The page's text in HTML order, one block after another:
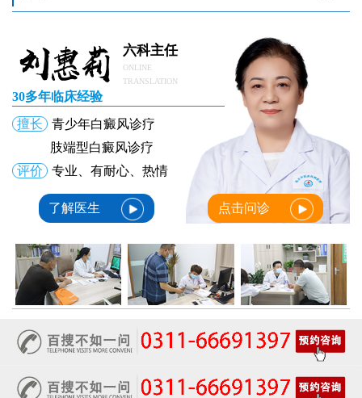
六科主任
ONLINE
TRANSLATION
30多年临床经验
擅长
青少年白癜风诊疗
肢端型白癜风诊疗
评价
专业、有耐心、热情
了解医生 点击问诊